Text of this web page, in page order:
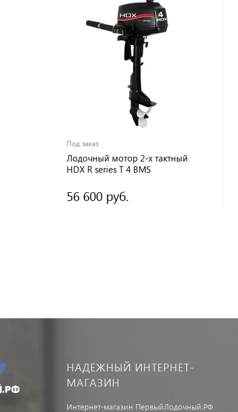
Под заказ
Лодочный мотор 2-х тактный
HDX R series T 4 BMS
56 600 руб.
НАДЕЖНЫЙ ИНТЕРНЕТ-
МАГАЗИН
Интернет-магазин ПервыйЛодочный.РФ